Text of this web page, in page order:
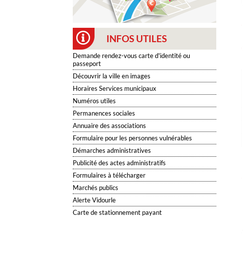
INFOS UTILES
Demande rendez-vous carte d'identité ou
passeport
Découvrir la ville en images
Horaires Services municipaux
Numéros utiles
Permanences sociales
Annuaire des associations
Formulaire pour les personnes vulnérables
Démarches administratives
Publicité des actes administratifs
Formulaires à télécharger
Marchés publics
Alerte Vidourle
Carte de stationnement payant